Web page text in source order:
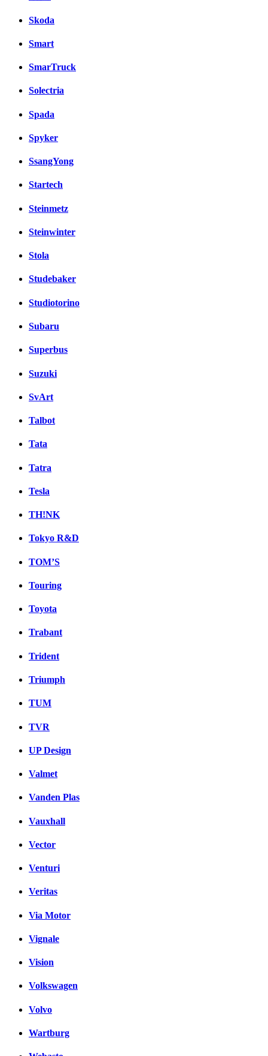
Skoda
Smart
SmarTruck
Solectria
Spada
Spyker
SsangYong
Startech
Steinmetz
Steinwinter
Stola
Studebaker
Studiotorino
Subaru
Superbus
Suzuki
SvArt
Talbot
Tata
Tatra
Tesla
TH!NK
Tokyo R&D
TOM’S
Touring
Toyota
Trabant
Trident
Triumph
TUM
TVR
UP Design
Valmet
Vanden Plas
Vauxhall
Vector
Venturi
Veritas
Via Motor
Vignale
Vision
Volkswagen
Volvo
Wartburg